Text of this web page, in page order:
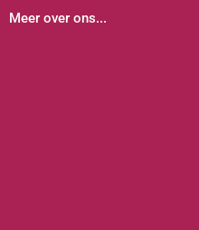
Meer over ons...